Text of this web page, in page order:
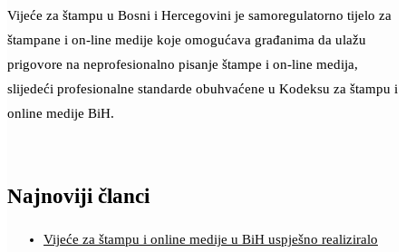
Vijeće za štampu u Bosni i Hercegovini je samoregulatorno tijelo za
štampane i on-line medije koje omogućava građanima da ulažu
prigovore na neprofesionalno pisanje štampe i on-line medija,
slijedeći profesionalne standarde obuhvaćene u Kodeksu za štampu i
online medije BiH.
Najnoviji članci
Vijeće za štampu i online medije u BiH uspješno realiziralo